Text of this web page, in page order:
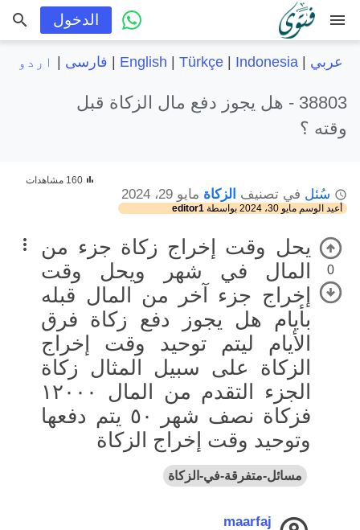
menu الدخول
عربي |
English Türkçe| Indonesia فارسی اردو
38803 -
هل يجوز دفع مال الزكاة قبل
وقته ؟
سُئل في تصنيف الزكاة مايو 29، 2024
أعيد الوسم مايو 30، 2024 بواسطة editor1
160 مشاهدات
0
يحل وقت إخراج زكاة جزء من
المال في شهر ويحل وقت
إخراج جزء آخر من المال قبله
بأيام هل يجوز دفع زكاة فرق
الأيام ليتم توحيد وقت إخراج
الزكاة على سبيل المثال زكاة
الجزء التقدم من المال ١٢٠٠٠
فزكاة نصف شهر ٥٠ يتم دفعها
وتوحيد وقت إخراج الزكاة
مسائل-متفرقة-في-الزكاة
maarfaj